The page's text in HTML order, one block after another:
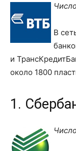
В
и
около 1800
1.